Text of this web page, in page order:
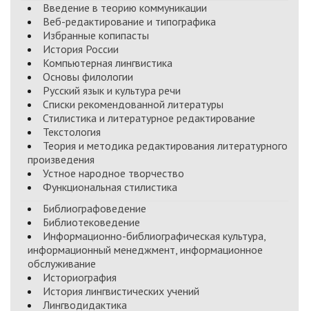
Введение в теорию коммуникации
Веб-редактирование и типографика
Избранные копипасты
История России
Компьютерная лингвистика
Основы филологии
Русский язык и культура речи
Списки рекомендованной литературы
Стилистика и литературное редактирование
Текстология
Теория и методика редактирования литературного
произведения
Устное народное творчество
Функциональная стилистика
Библиографоведение
Библиотековедение
Информационно-библиографическая культура,
информационный менеджмент, информационное
обслуживание
Историография
История лингвистических учений
Лингводидактика